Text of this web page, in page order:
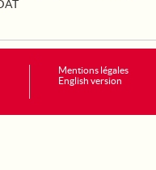
Mentions légales
English version